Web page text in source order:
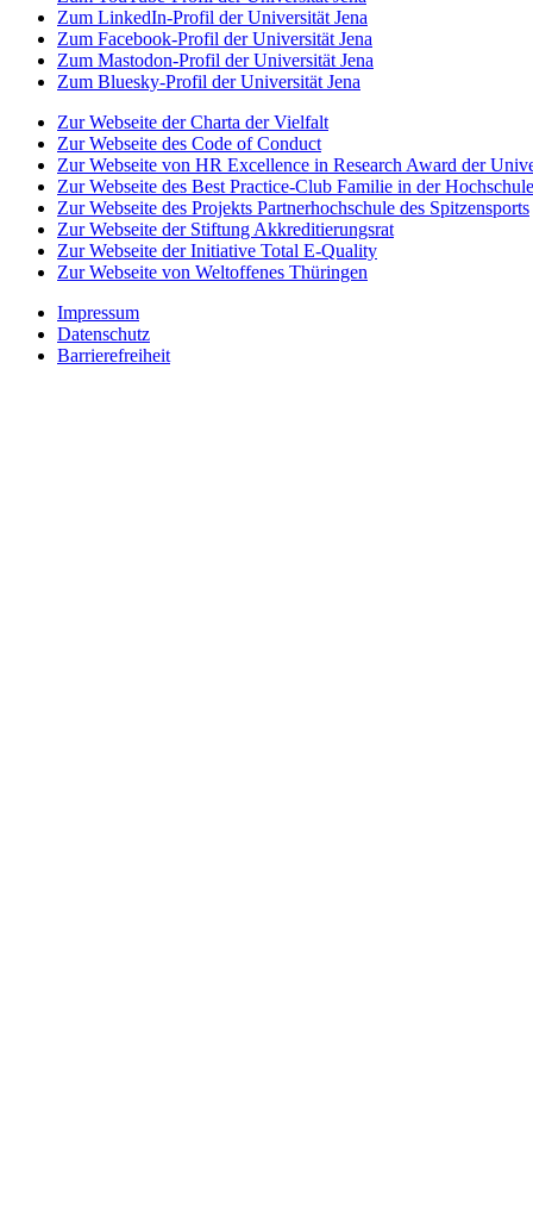
Zum LinkedIn-Profil der Universität Jena
Zum Facebook-Profil der Universität Jena
Zum Mastodon-Profil der Universität Jena
Zum Bluesky-Profil der Universität Jena
Zur Webseite der Charta der Vielfalt
Zur Webseite des Code of Conduct
Zur Webseite von HR Excellence in Research Award der
Zur Webseite des Best Practice-Club Familie in der Hochschule
Zur Webseite des Projekts Partnerhochschule des Spitzensports
Zur Webseite der Stiftung Akkreditierungsrat
Zur Webseite der Initiative Total E-Quality
Zur Webseite von Weltoffenes Thüringen
Impressum
Datenschutz
Barrierefreiheit